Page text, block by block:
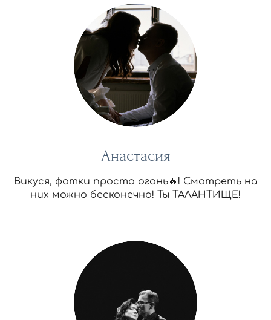
Анастасия
Викуся, фотки просто огонь🔥! Смотреть на
них можно бесконечно! Ты ТАЛАНТИЩЕ!